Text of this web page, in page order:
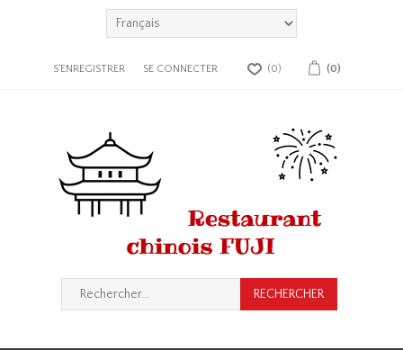
S'ENREGISTRER SE CONNECTER (0) (0)